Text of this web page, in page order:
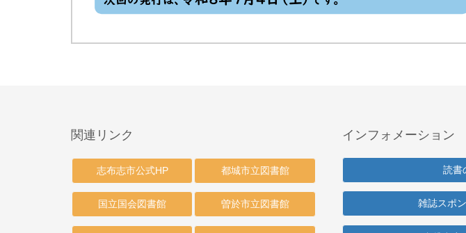
関連リンク
志布志市公式HP
国立国会図書館
都城市立図書館
曽於市立図書館
インフォメーション
読書
雑誌スポ